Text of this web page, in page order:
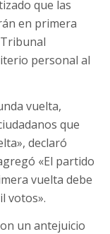
que las
en primera
personal al
vuelta,
que
declaró
«El partido
vuelta debe
votos».
un antejuicio